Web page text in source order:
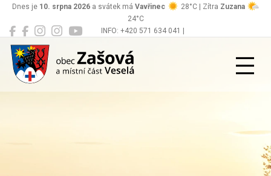
INFO: +420 571 634 041 |
Dnes je 10. srpna 2026 a svátek má Vavřinec 28°C | Zítra Zuzana
24°C
Zašová